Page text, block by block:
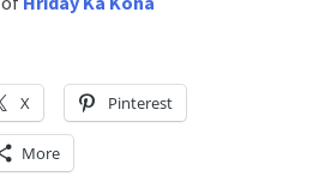
X Pinterest
More